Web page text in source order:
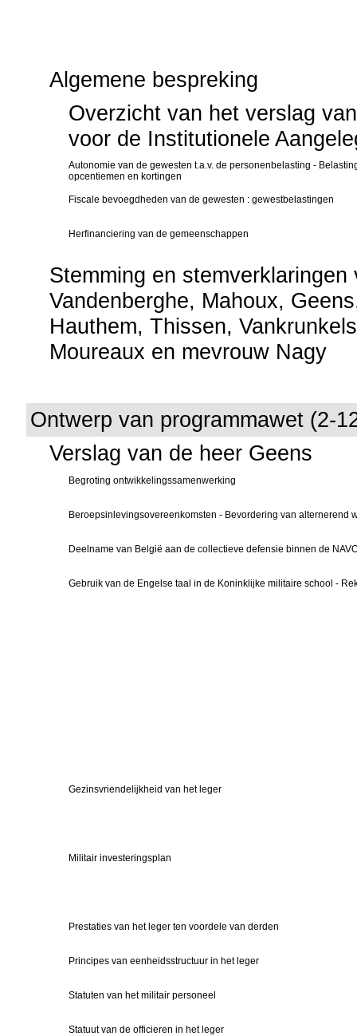
Algemene bespreking
Overzicht van het verslag
voor de Institutionele
Autonomie van de gewesten t.a.v. de personenbelasting -
opcentiemen en kortingen
Fiscale bevoegdheden van de gewesten : gewestbelastingen
Herfinanciering van de gemeenschappen
Stemming en stemverklaringen
Vandenberghe, Mahoux,
Hauthem, Thissen,
Moureaux en mevrouw Nagy
Ontwerp van programmawet (2-
Verslag van de heer Geens
Begroting ontwikkelingssamenwerking
Beroepsinlevingsovereenkomsten - Bevordering van alternerend
Deelname van België aan de collectieve defensie binnen de
Gebruik van de Engelse taal in de Koninklijke militaire school -
Gezinsvriendelijkheid van het leger
Militair investeringsplan
Prestaties van het leger ten voordele van derden
Principes van eenheidsstructuur in het leger
Statuten van het militair personeel
Statuut van de officieren in het leger